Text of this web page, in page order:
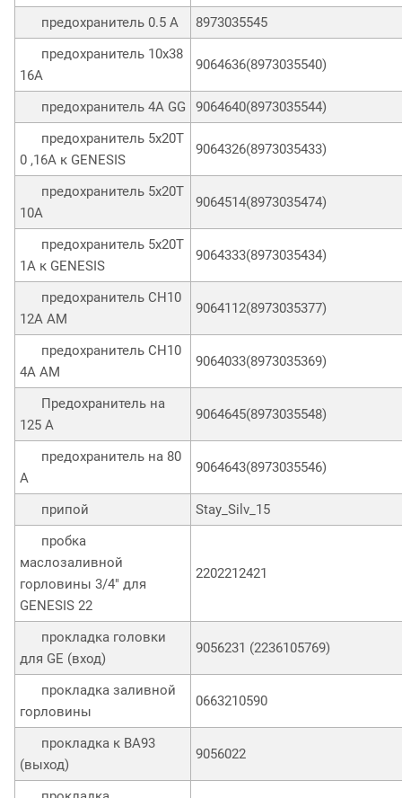
предохранитель 0.5 A
8973035545
предохранитель 10х38
16А
9064636(8973035540)
предохранитель 4A GG
9064640(8973035544)
предохранитель 5х20Т
0 ,16A к GENESIS
9064326(8973035433)
предохранитель 5х20Т
10А
9064514(8973035474)
предохранитель 5х20Т
1A к GENESIS
9064333(8973035434)
предохранитель CH10
12А AM
9064112(8973035377)
предохранитель CH10
4A AM
9064033(8973035369)
Предохранитель на
125 А
9064645(8973035548)
предохранитель на 80
А
9064643(8973035546)
припой
Stay_Silv_15
пробка
маслозаливной
горловины 3/4" для
GENESIS 22
2202212421
прокладка головки
для GE (вход)
9056231 (2236105769)
прокладка заливной
горловины
0663210590
прокладка к ВА93
(выход)
9056022